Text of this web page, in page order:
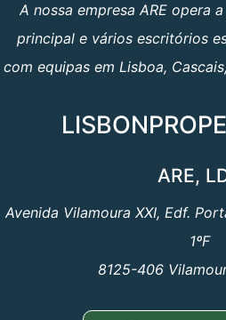
A nossa empresa ARE opera
principal e vários escritórios
com equipas em Lisboa,
ARE,
Avenida Vilamoura XXI, Edf.
1ºF
8125-406